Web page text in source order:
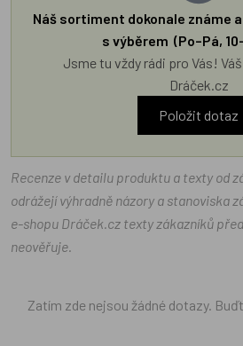
Náš sortiment dokonale známe
s výběrem (Po–Pá,
Jsme tu vždy rádi pro Vás!
Dráček.cz
Položit dotaz
Recenze v detailu produktu a texty od
odrážejí výhradně názory a stanoviska
e-shopu Dráček.cz texty zákazníků
neověřuje.
Zatím zde nejsou žádné dotazy.